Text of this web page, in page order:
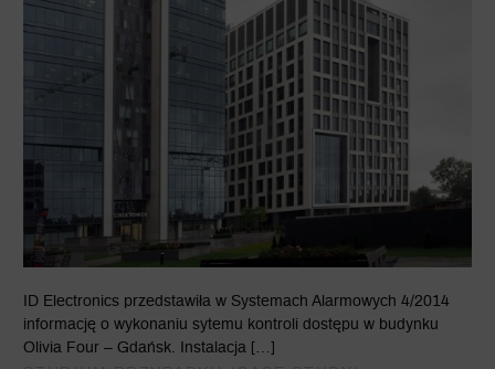
ID Electronics przedstawiła w Systemach Alarmowych 4/2014
informację o wykonaniu sytemu kontroli dostępu w budynku
Olivia Four – Gdańsk. Instalacja […]